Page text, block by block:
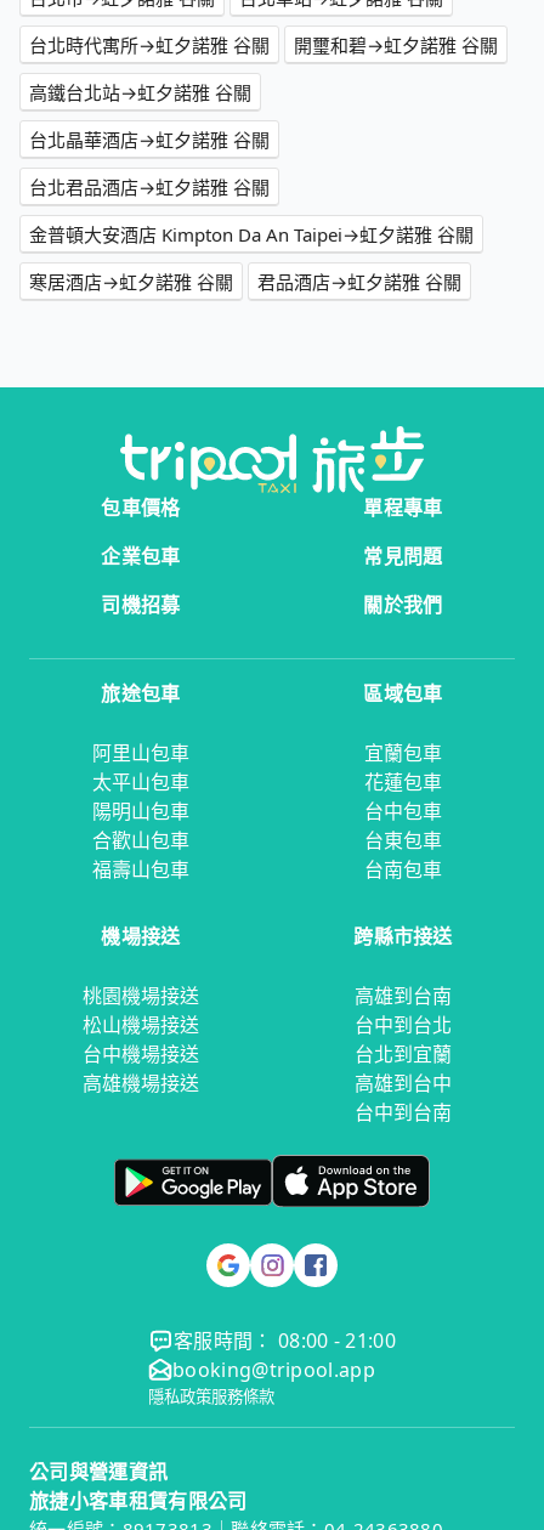
台北時代寓所→虹夕諾雅 谷關
開璽和碧→虹夕諾雅 谷關
高鐵台北站→虹夕諾雅 谷關
台北晶華酒店→虹夕諾雅 谷關
台北君品酒店→虹夕諾雅 谷關
金普頓大安酒店 Kimpton Da An Taipei→虹夕諾雅 谷關
寒居酒店→虹夕諾雅 谷關
君品酒店→虹夕諾雅 谷關
包車價格
單程專車
企業包車
常見問題
司機招募
關於我們
旅途包車
阿里山包車
太平山包車
陽明山包車
合歡山包車
福壽山包車
區域包車
宜蘭包車
花蓮包車
台中包車
台東包車
台南包車
機場接送
桃園機場接送
松山機場接送
台中機場接送
高雄機場接送
跨縣市接送
高雄到台南
台中到台北
台北到宜蘭
高雄到台中
台中到台南
客服時間： 08:00 - 21:00
booking@tripool.app
隱私政策服務條款
公司與營運資訊
旅捷小客車租賃有限公司